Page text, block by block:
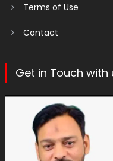
Terms of Use
Contact
Get in Touch with